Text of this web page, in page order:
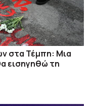
στα Τέμπη: Μια
εισηγηθώ τη